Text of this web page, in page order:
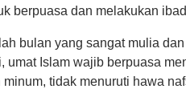
berpuasa dan melakukan
bulan yang sangat mulia
umat Islam wajib berpuasa
tidak menuruti hawa